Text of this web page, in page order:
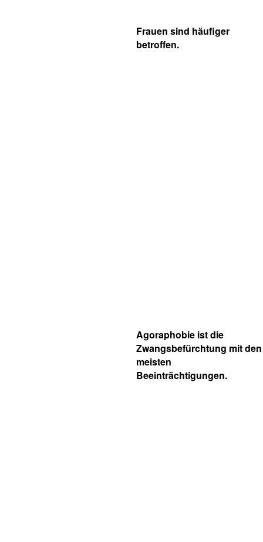
Frauen sind häufiger
betroffen.
Agoraphobie ist die
Zwangsbefürchtung mit den
meisten
Beeinträchtigungen.